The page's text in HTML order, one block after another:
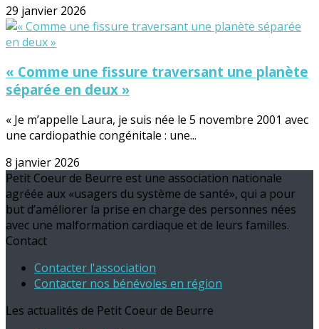
29 janvier 2026
« Comme une fissure traversant une planète
séparée en deux »
« Je m’appelle Laura, je suis née le 5 novembre 2001 avec
une cardiopathie congénitale : une...
8 janvier 2026
Petit Coeur de Beurre est une association nationale
agréée aux «usagers du système de santé», qui a pour
but d’améliorer la prise en charge des personnes nées
avec une malformation cardiaque et de leurs familles.
Contact
Contacter l'association
Contacter nos bénévoles en région
Les actualités de Petit Coeur de Beurre